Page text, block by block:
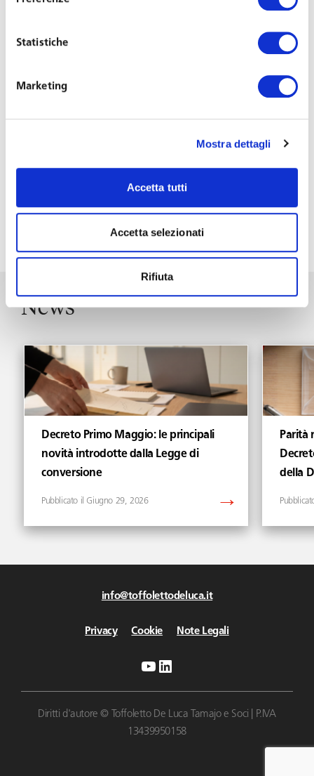
Statistiche
Marketing
Mostra dettagli
Accetta tutti
Accetta selezionati
Rifiuta
relazioni di lavoro. L’incontro a cui partecipano anche
Methodos, Oliviero Bernardi, direttore HR di Gruppo
Milano, ha come obbiettivo individuare punti di forza e
News
Decreto Primo Maggio: le principali
novità introdotte dalla Legge di
conversione
Giugno 29, 2026
Parità
della
info@toffolettodeluca.it
Privacy Cookie Note Legali
YouTube
LinkedIn
Diritti d'autore © Toffoletto De Luca Tamajo e Soci | P.IVA
13439950158